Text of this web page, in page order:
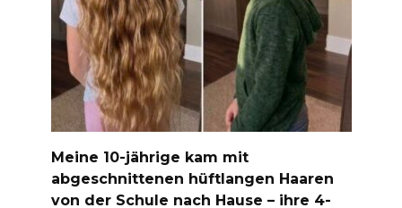
Meine 10-jährige kam mit
abgeschnittenen hüftlangen Haaren
von der Schule nach Hause – ihre 4-